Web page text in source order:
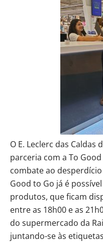
O E. Leclerc das Caldas
parceria com a To
combate ao
Good to Go já é
produtos, que ficam
entre as 18h00 e as
do supermercado da
juntando-se às